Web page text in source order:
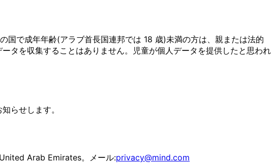
国で成年年齢(アラブ首長国連邦では 18 歳)未満の方は、親または法的
タを収集することはありません。児童が個人データを提供したと思われ
らせします。
Arab Emirates。メール:privacy@mind.com